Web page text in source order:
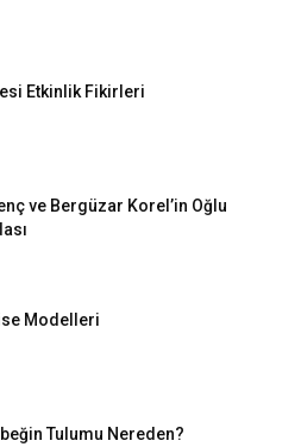
Etkinlik Fikirleri
ve Bergüzar Korel’in Oğlu
Modelleri
Tulumu Nereden?